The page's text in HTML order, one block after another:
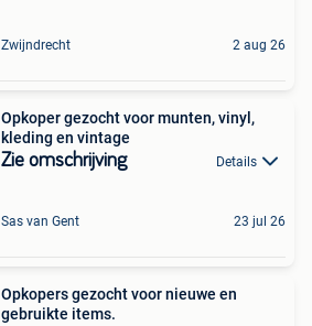
Zwijndrecht 2 aug 26
Opkoper gezocht voor munten, vinyl,
kleding en vintage
Zie omschrijving Details
Sas van Gent 23 jul 26
Opkopers gezocht voor nieuwe en
gebruikte items.